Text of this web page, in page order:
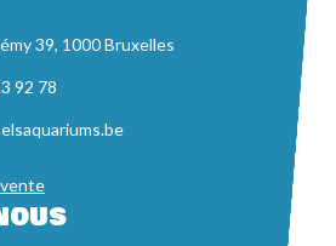
39, 1000 Bruxelles
92 78